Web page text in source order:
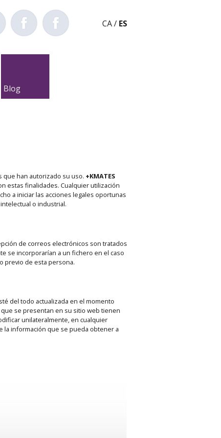
CA/ ES
Blog
que han autorizado su uso. +KMATES
estas finalidades. Cualquier utilización
a iniciar las acciones legales oportunas
o industrial.
de correos electrónicos son tratados
se incorporarían a un fichero en el caso
previo de esta persona.
del todo actualizada en el momento
se presentan en su sitio web tienen
unilateralmente, en cualquier
la información que se pueda obtener a